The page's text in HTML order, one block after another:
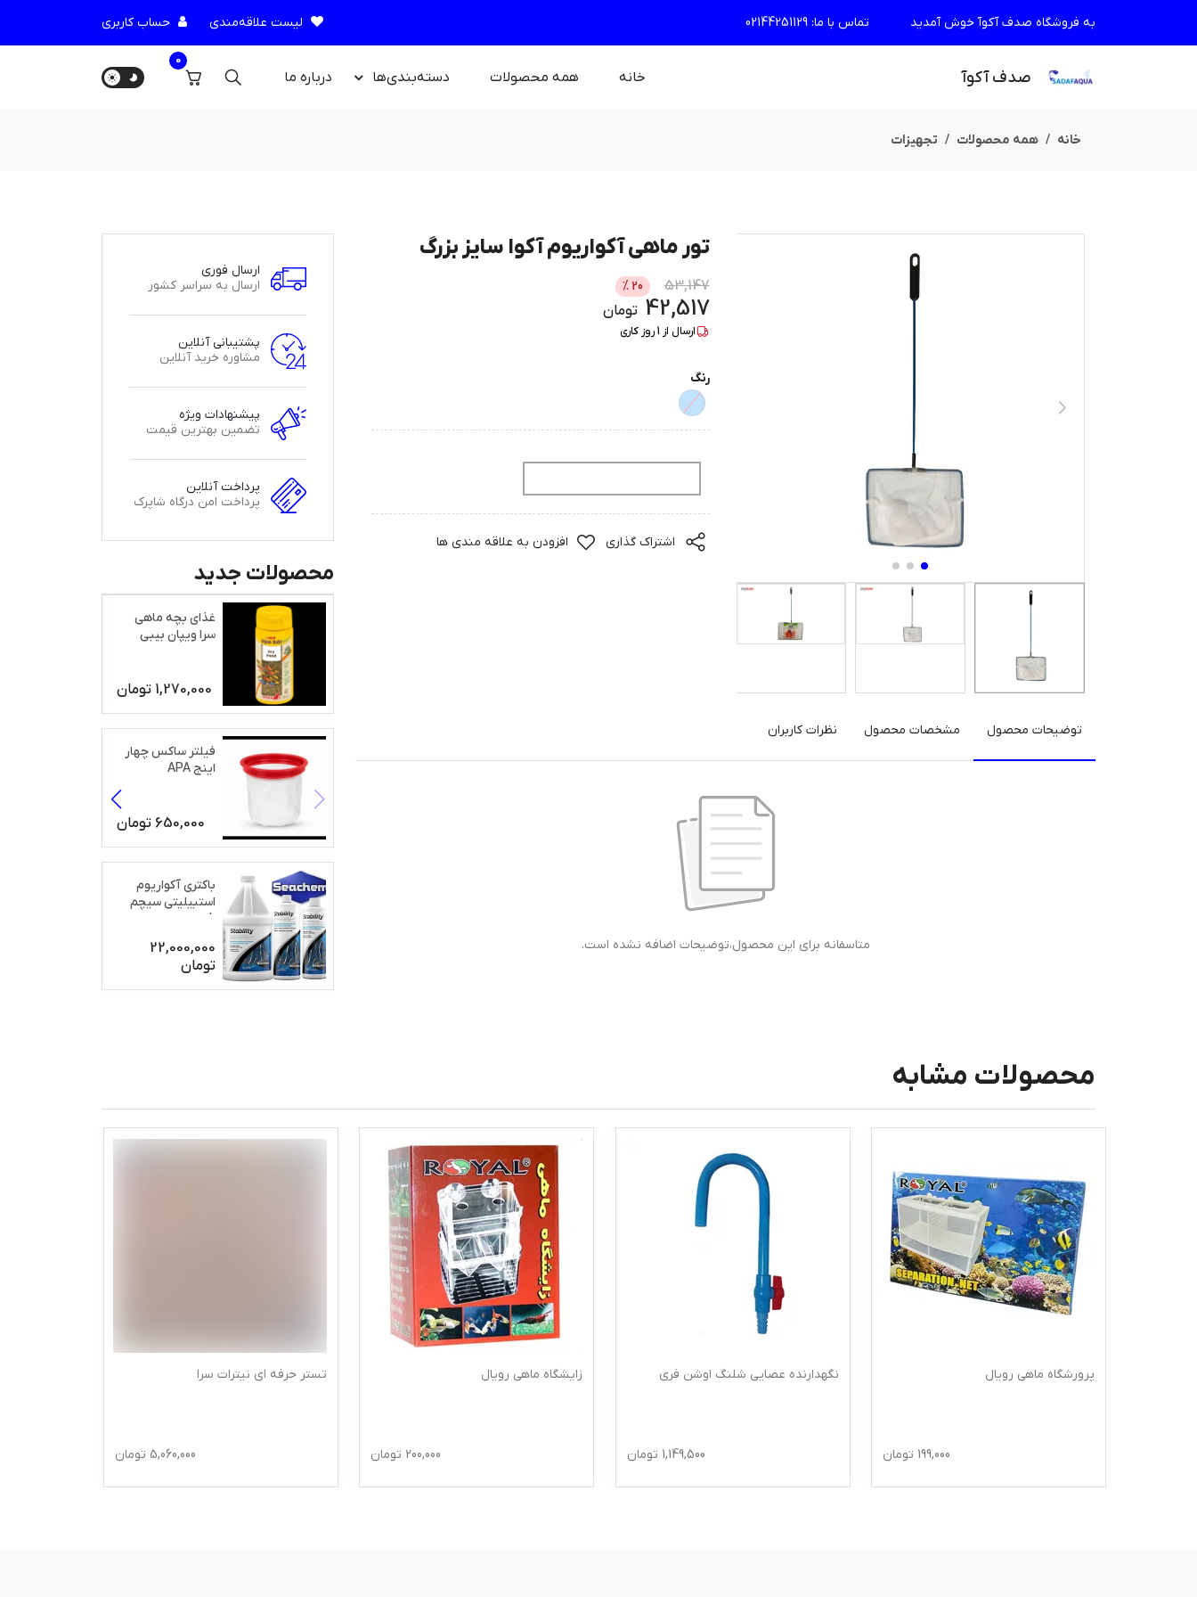
به فروشگاه صدف آکوآ خوش آمدید تماس با ما:
02144251129 لیست علاقه‌مندی حساب کاربری
صدف آکوآ خانه همه محصولات دسته‌بندی‌ها درباره‌ ما
0
خانه همه محصولات تجهیزات
تور ماهی آکواریوم آکوا سایز بزرگ
53,147
20
%
42,517 تومان
ارسال از 1روز کاری
رنگ
اشتراک گذاری افزودن به علاقه مندی ها
توضیحات محصول مشخصات محصول نظرات کاربران
متاسفانه برای این محصول،توضیحات اضافه نشده است.
ارسال فوری
ارسال به سراسر کشور
پشتیبانی آنلاین
مشاوره خرید آنلاین
پیشنهادات ویژه
تضمین بهترین قیمت
پرداخت آنلاین
پرداخت امن درگاه شاپرک
محصولات جدید
غذای بچه ماهی
سرا ویپان بیبی
1,270,000 تومان
فیلتر ساکس چهار
اینج APA
650,000 تومان
باکتری آکواریوم
استبیلیتی سیچم
2L
22,000,000
تومان
محصولات مشابه
پرورشگاه ماهی رویال
199,000 تومان
نگهدارنده عصایی شلنگ اوشن فری
1,149,500 تومان
زایشگاه ماهی رویال
200,000 تومان
تستر حرفه ای نیترات سرا
5,060,000 تومان